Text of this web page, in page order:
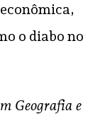
o diabo no
Geografia e